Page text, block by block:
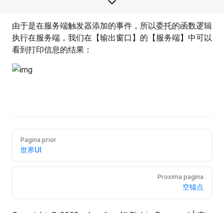
    }
}
由于是在服务端触发器添加的事件，所以委托的函数逻辑
执行在服务端，我们在【输出窗口】的【服务端】中可以
看到打印信息的结果：
Pagina prior
世界UI
Proxima pagina
空锚点